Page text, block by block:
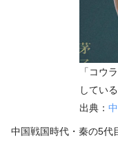
「コウ
してい
出典：
中国戦国時代・秦の5代